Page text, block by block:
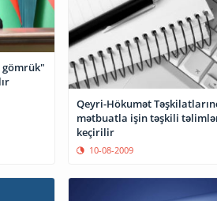
Qeyri-Hökumət
mətbuatla işin təşkili
keçirilir
10-08-2009